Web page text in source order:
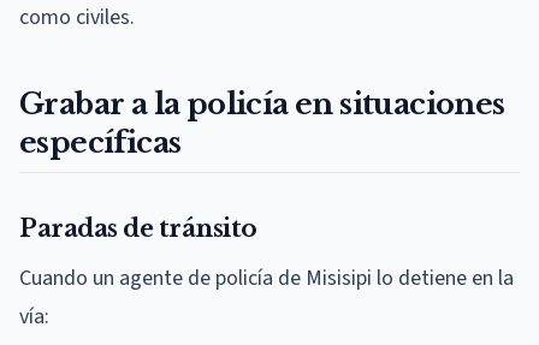
como civiles.
Grabar a la policía en situaciones
específicas
Paradas de tránsito
Cuando un agente de policía de Misisipi lo detiene en la
vía: